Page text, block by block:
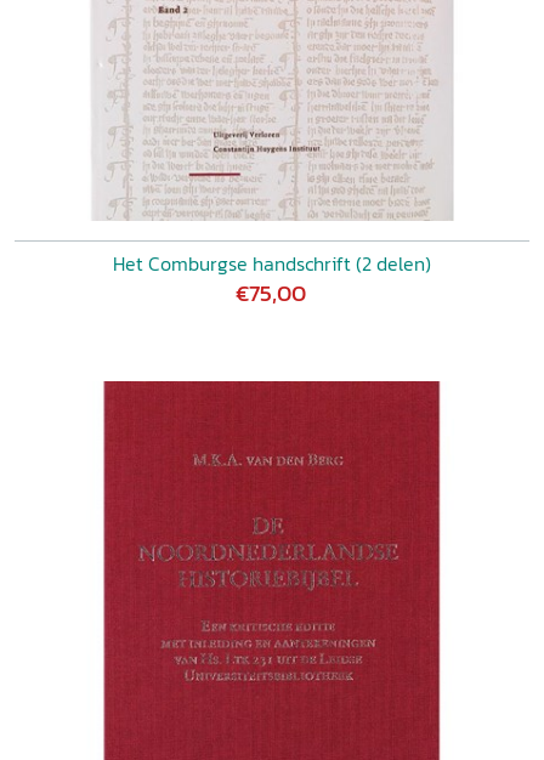
Het Comburgse handschrift (2 delen)
€75,00